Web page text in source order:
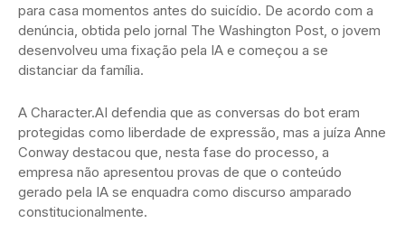
para casa momentos antes do suicídio. De acordo com a
denúncia, obtida pelo jornal The Washington Post, o jovem
desenvolveu uma fixação pela IA e começou a se
distanciar da família.
A Character.AI defendia que as conversas do bot eram
protegidas como liberdade de expressão, mas a juíza Anne
Conway destacou que, nesta fase do processo, a
empresa não apresentou provas de que o conteúdo
gerado pela IA se enquadra como discurso amparado
constitucionalmente.